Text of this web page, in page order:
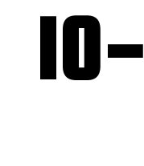
10-